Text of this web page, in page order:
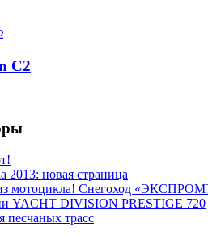
С2
2013: новая страница
из мотоцикла! Снегоход
YACHT DIVISION PRESTIGE 720
песчаных трасс